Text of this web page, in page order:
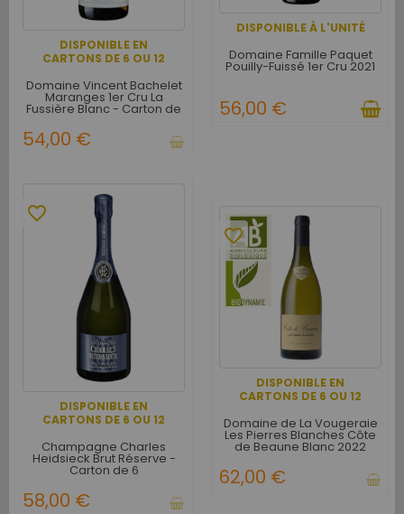
DISPONIBLE EN
CARTONS DE 6 OU 12
Domaine Vincent Bachelet
Maranges 1er Cru La
Fussière Blanc - Carton de
54,00 €
DISPONIBLE À L'UNITÉ
Domaine Famille Paquet
Pouilly-Fuissé 1er Cru 2021
56,00 €
DISPONIBLE EN
CARTONS DE 6 OU 12
favorite_border
Champagne Charles
Heidsieck Brut Réserve -
Carton de 6
58,00 €
DISPONIBLE EN
CARTONS DE 6 OU 12
favorite_border
Domaine de La Vougeraie
Les Pierres Blanches Côte
de Beaune Blanc 2022
62,00 €